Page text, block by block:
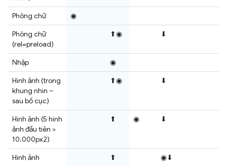
Phông chữ
◉
Phông chữ
(rel=preload)
⬆◉ ⬇
Nhập
◉
Hình ảnh (trong
khung nhìn –
sau bố cục)
⬆◉ ⬇
Hình ảnh (5 hình
ảnh đầu tiên >
10.000px2)
⬆ ◉ ⬇
Hình ảnh ⬆
◉⬇